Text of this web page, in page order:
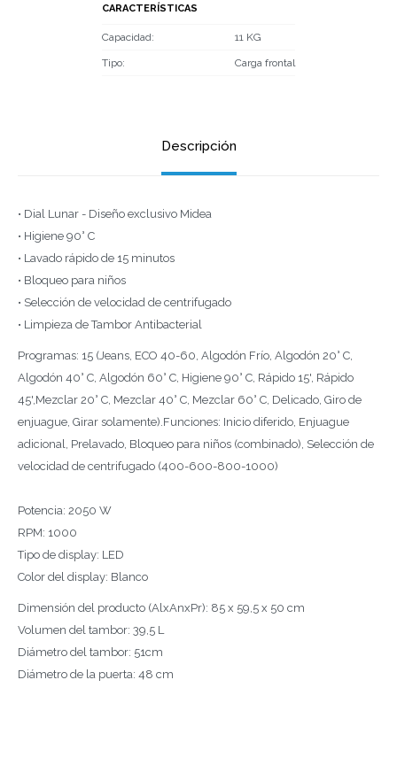
CARACTERÍSTICAS
Capacidad 11 KG
Tipo Carga frontal
Descripción
• Dial Lunar - Diseño exclusivo Midea
• Higiene 90° C
• Lavado rápido de 15 minutos
• Bloqueo para niños
• Selección de velocidad de centrifugado
• Limpieza de Tambor Antibacterial
Programas: 15 (Jeans, ECO 40-60, Algodón Frío, Algodón 20° C,
Algodón 40° C, Algodón 60° C, Higiene 90° C, Rápido 15', Rápido
45',Mezclar 20° C, Mezclar 40° C, Mezclar 60° C, Delicado, Giro de
enjuague, Girar solamente).Funciones: Inicio diferido, Enjuague
adicional, Prelavado, Bloqueo para niños (combinado), Selección de
velocidad de centrifugado (400-600-800-1000)
Potencia: 2050 W
RPM: 1000
Tipo de display: LED
Color del display: Blanco
Dimensión del producto (AlxAnxPr): 85 x 59,5 x 50 cm
Volumen del tambor: 39,5 L
Diámetro del tambor: 51cm
Diámetro de la puerta: 48 cm